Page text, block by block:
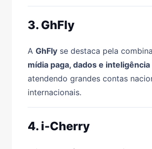
3. GhFly
A GhFly se destaca pela
mídia paga, dados e
atendendo grandes contas
internacionais.
4. i-Cherry